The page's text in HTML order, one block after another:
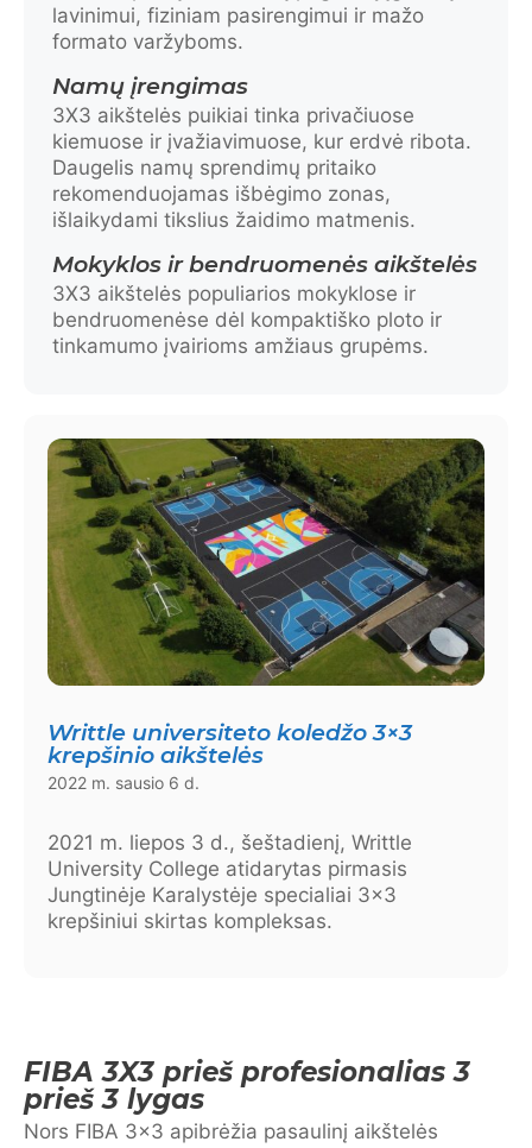
lavinimui, fiziniam pasirengimui ir mažo
formato varžyboms.
Namų įrengimas
3X3 aikštelės puikiai tinka privačiuose
kiemuose ir įvažiavimuose, kur erdvė ribota.
Daugelis namų sprendimų pritaiko
rekomenduojamas išbėgimo zonas,
išlaikydami tikslius žaidimo matmenis.
Mokyklos ir bendruomenės aikštelės
3X3 aikštelės populiarios mokyklose ir
bendruomenėse dėl kompaktiško ploto ir
tinkamumo įvairioms amžiaus grupėms.
Writtle universiteto koledžo 3×3
krepšinio aikštelės
2022 m. sausio 6 d.
2021 m. liepos 3 d., šeštadienį, Writtle
University College atidarytas pirmasis
Jungtinėje Karalystėje specialiai 3×3
krepšiniui skirtas kompleksas.
FIBA 3X3 prieš profesionalias 3
prieš 3 lygas
Nors FIBA 3×3 apibrėžia pasaulinį aikštelės